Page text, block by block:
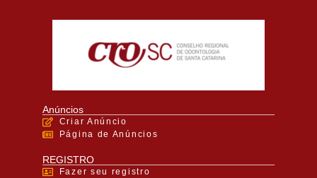
Anúncios
Criar Anúncio
Página de Anúncios
REGISTRO
Fazer seu registro